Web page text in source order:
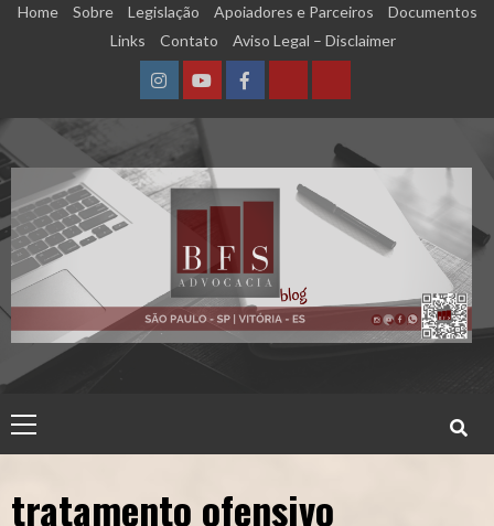
SkipHome Sobre Legislação Apoiadores e Parceiros
Documentos
Links
Contato Aviso Legal – Disclaimer
InstagramYouTubeFacebookCalculadora
Qualidade
de
Segurado
(INSS)
Calculadora
Tempo
de
Contribuição
Menu
tratamento ofensivo